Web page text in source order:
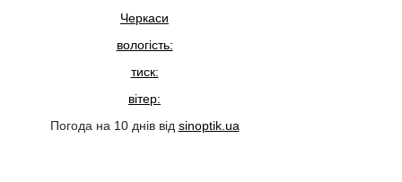
Черкаси
вологість:
тиск:
вітер:
Погода на 10 днів від sinoptik.ua